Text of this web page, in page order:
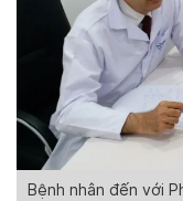
Bệnh nhân đến với